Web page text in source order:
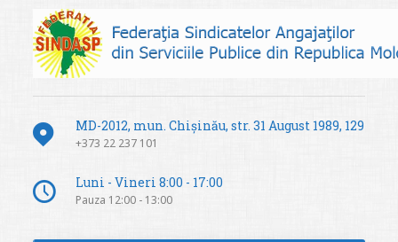
MD-2012, mun. Chișinău, str. 31 August 1989, 129
+373 22 237 101
Luni - Vineri 8:00 - 17:00
Pauza 12:00 - 13:00